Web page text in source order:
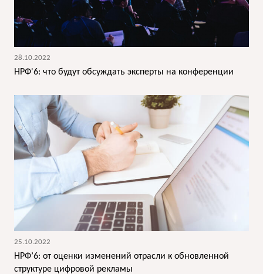
28.10.2022
НРФ'6: что будут обсуждать эксперты на конференции
25.10.2022
НРФ’6: от оценки изменений отрасли к обновленной
структуре цифровой рекламы